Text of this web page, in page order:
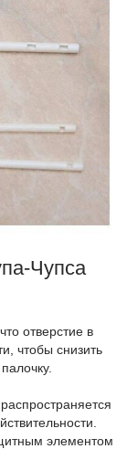
Чупса
отверстие в
чтобы снизить
элементом